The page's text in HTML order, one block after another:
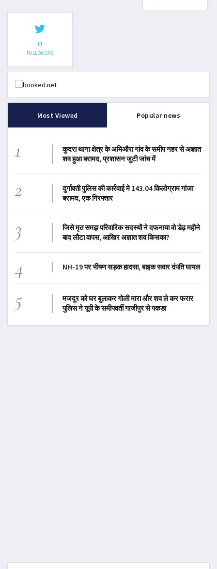
0
FOLLOWERS
Most Viewed Popular news
1
कुदरा थाना क्षेत्र के अमिऔरा गांव के समीप नहर से अज्ञात
शव हुआ बरामद, प्रशासन जुटी जांच में
2
दुर्गावती पुलिस की कार्रवाई मे 143.04 किलोग्राम गांजा
बरामद, एक गिरफ्तार
3
जिसे मृत समझ परिवारिक सदस्यों ने दफनाया वो डेढ़ महीने
बाद लौटा वापस, आखिर अज्ञात शव किसका?
4 NH-19 पर भीषण सड़क हादसा, बाइक सवार दंपति घायल
5
मजदूर को घर बुलाकर गोली मारा और शव ले कर फरार
पुलिस ने यूपी के समीपवर्ती गाजीपुर से पकडा